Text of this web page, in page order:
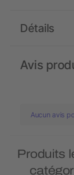
Détails
Avis
Aucun avis
Produits